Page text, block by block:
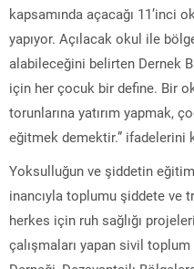
kapsamında açacağı 11’inci
yapıyor. Açılacak okul ile
alabileceğini belirten Dernek
için her çocuk bir define. Bir
torunlarına yatırım yapmak,
eğitmek demektir.” ifadelerini
Yoksulluğun ve şiddetin
inancıyla toplumu şiddete ve
herkes için ruh sağlığı
çalışmaları yapan sivil